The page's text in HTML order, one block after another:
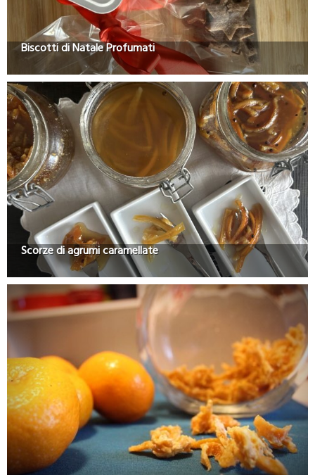
Biscotti di Natale Profumati
Scorze di agrumi caramellate